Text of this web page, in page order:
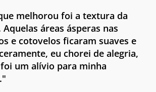
melhorou foi a textura da
áreas ásperas nas
e cotovelos ficaram suaves e
eu chorei de alegria,
um alívio para minha